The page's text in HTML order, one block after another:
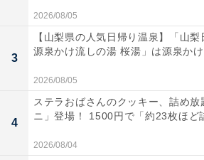
2026/08/05
3
【山梨県の人気日帰り温泉】「山梨
源泉かけ流しの湯 桜湯」は源泉かけ
2026/08/05
4
ステラおばさんのクッキー、詰め放
ニ」登場！ 1500円で「約23枚ほど
2026/08/04